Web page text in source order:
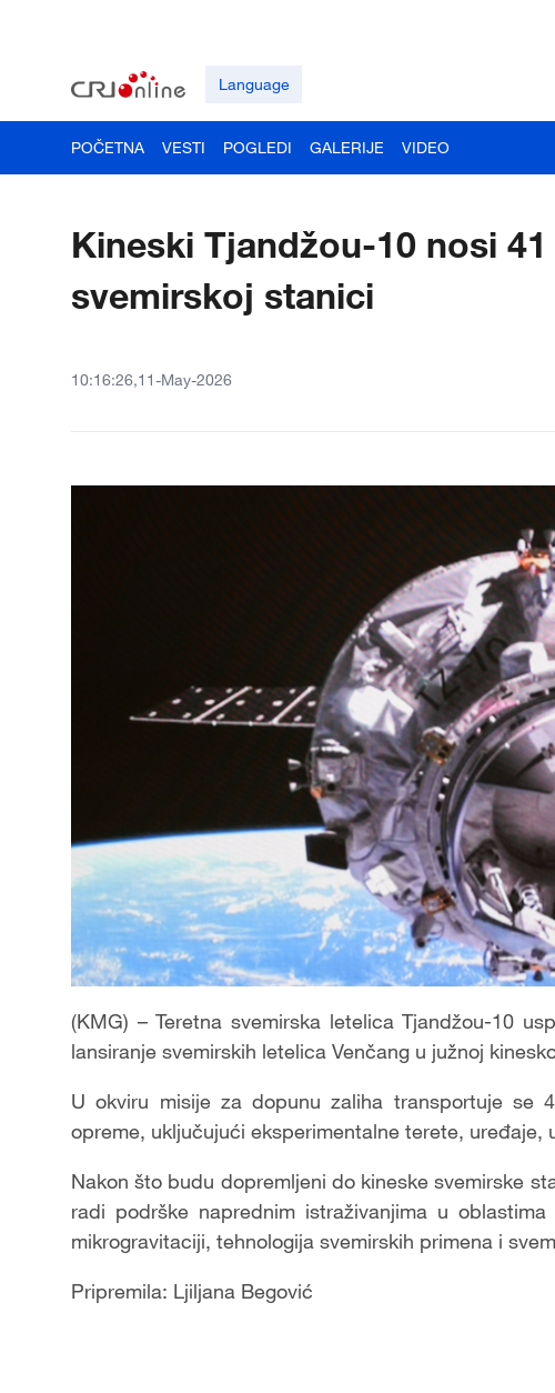
Language
POČETNA VESTI POGLEDI GALERIJE VIDEO
Kineski Tjandžou-10 nosi
svemirskoj stanici
10:16:26,11-May-2026
(KMG) – Teretna svemirska letelica Tjandžou-10
lansiranje svemirskih letelica Venčang u južnoj
U okviru misije za dopunu zaliha transportuje se
opreme, uključujući eksperimentalne terete, uređaje,
Nakon što budu dopremljeni do kineske svemirske
radi podrške naprednim istraživanjima u
mikrogravitaciji, tehnologija svemirskih primena i
Pripremila: Ljiljana Begović